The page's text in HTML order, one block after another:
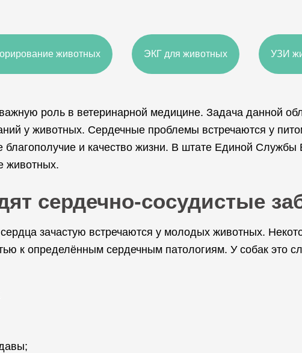
животных ЭКГ для животных УЗИ
роль в ветеринарной медицине. Задача данной
у животных. Сердечные проблемы встречаются у
и качество жизни. В штате Единой Службы
животных.
сердечно-сосудистые
зачастую встречаются у молодых животных.
к определённым сердечным патологиям. У собак это